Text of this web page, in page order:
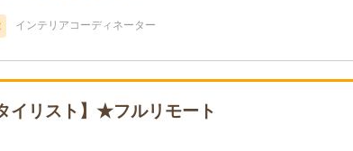
インテリアコーディネーター
イリスト】★フルリモート